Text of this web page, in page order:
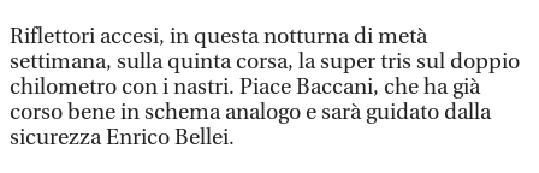
Riflettori accesi, in questa notturna di metà
settimana, sulla quinta corsa, la super tris sul doppio
chilometro con i nastri. Piace Baccani, che ha già
corso bene in schema analogo e sarà guidato dalla
sicurezza Enrico Bellei.